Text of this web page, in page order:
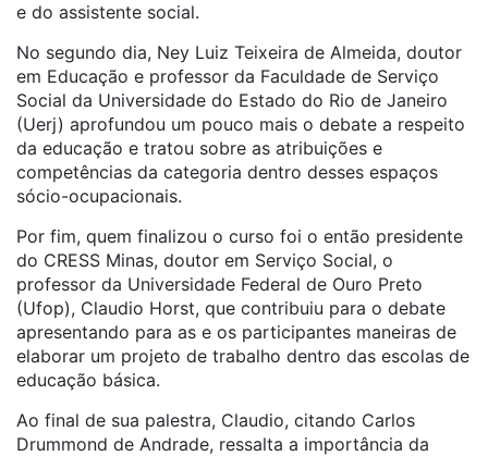
e do assistente social.
No segundo dia, Ney Luiz Teixeira de Almeida, doutor
em Educação e professor da Faculdade de Serviço
Social da Universidade do Estado do Rio de Janeiro
(Uerj) aprofundou um pouco mais o debate a respeito
da educação e tratou sobre as atribuições e
competências da categoria dentro desses espaços
sócio-ocupacionais.
Por fim, quem finalizou o curso foi o então presidente
do CRESS Minas, doutor em Serviço Social, o
professor da Universidade Federal de Ouro Preto
(Ufop), Claudio Horst, que contribuiu para o debate
apresentando para as e os participantes maneiras de
elaborar um projeto de trabalho dentro das escolas de
educação básica.
Ao final de sua palestra, Claudio, citando Carlos
Drummond de Andrade, ressalta a importância da